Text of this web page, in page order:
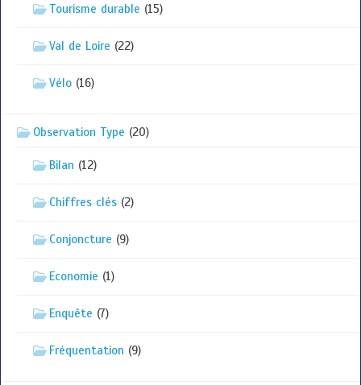
Tourisme durable (15)
Val de Loire (22)
Vélo (16)
Observation Type (20)
Bilan (12)
Chiffres clés (2)
Conjoncture (9)
Economie (1)
Enquête (7)
Fréquentation (9)